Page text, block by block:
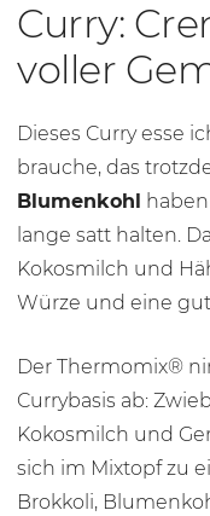
Curry:
voller
Dieses Curry esse
brauche, das
Blumenkohl
lange satt halten.
Kokosmilch und
Würze und eine
Der Thermomix®
Currybasis ab:
Kokosmilch und
sich im Mixtopf zu
Brokkoli,